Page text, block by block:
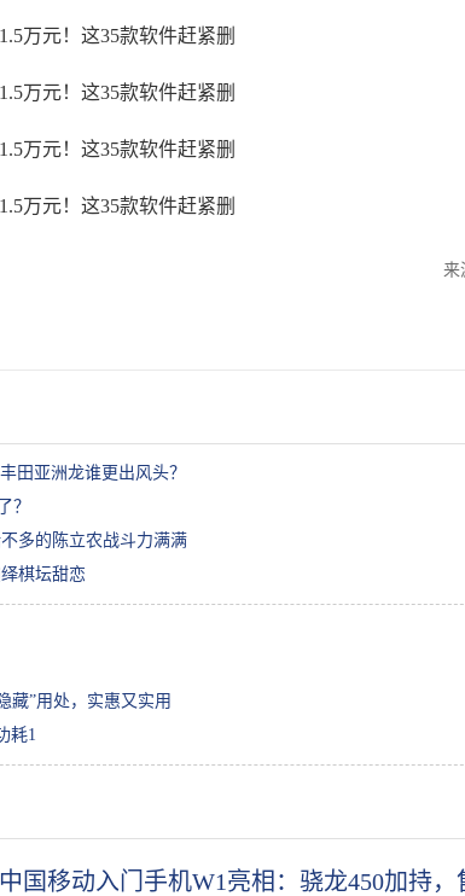
来
田亚洲龙谁更出风头？
？
多的陈立农战斗力满满
棋坛甜恋
藏”用处，实惠又实用
耗1
中国移动入门手机W1亮相：骁龙450加持，